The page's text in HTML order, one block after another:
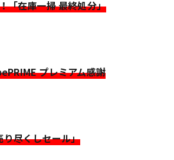
「在庫一掃 最終処分」
プレミアム感謝
尽くしセール」